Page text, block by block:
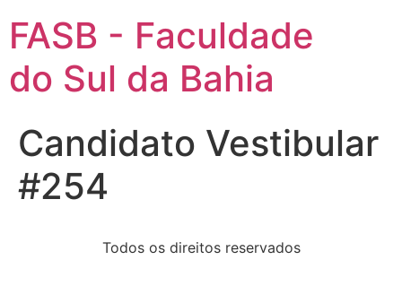
FASB - Faculdade
do Sul da Bahia
Candidato Vestibular
#254
Todos os direitos reservados